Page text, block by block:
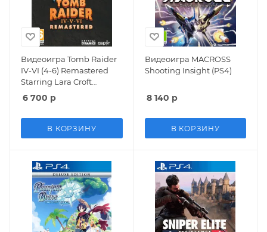
Видеоигра Tomb Raider
IV-VI (4-6) Remastered
Starring Lara Croft
Русская Версия (PS4)
6 700 р
В КОРЗИНУ
Видеоигра MACROSS
Shooting Insight (PS4)
8 140 р
В КОРЗИНУ